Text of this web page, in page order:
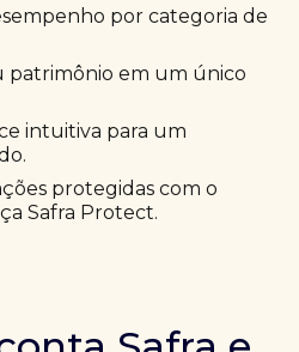
por categoria de
patrimônio em um único
intuitiva para um
protegidas com o
Safra Protect.